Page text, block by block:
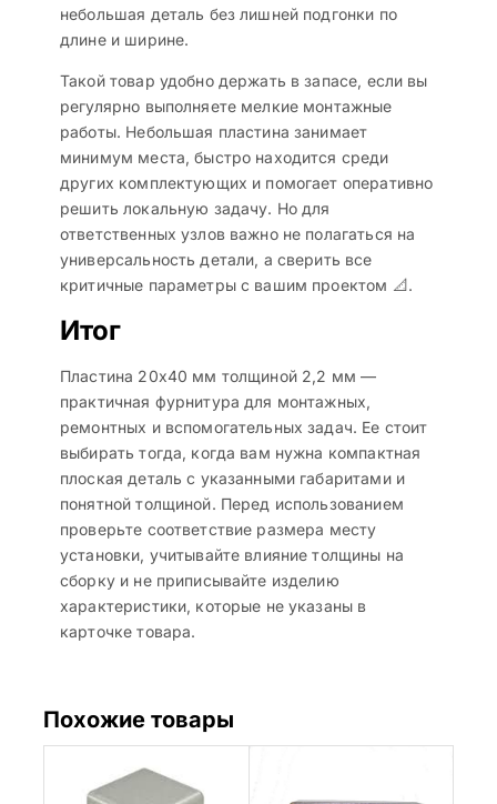
небольшая деталь без лишней подгонки по
длине и ширине.
Такой товар удобно держать в запасе, если вы
регулярно выполняете мелкие монтажные
работы. Небольшая пластина занимает
минимум места, быстро находится среди
других комплектующих и помогает оперативно
решить локальную задачу. Но для
ответственных узлов важно не полагаться на
универсальность детали, а сверить все
критичные параметры с вашим проектом 📐.
Итог
Пластина 20х40 мм толщиной 2,2 мм —
практичная фурнитура для монтажных,
ремонтных и вспомогательных задач. Ее стоит
выбирать тогда, когда вам нужна компактная
плоская деталь с указанными габаритами и
понятной толщиной. Перед использованием
проверьте соответствие размера месту
установки, учитывайте влияние толщины на
сборку и не приписывайте изделию
характеристики, которые не указаны в
карточке товара.
Похожие товары